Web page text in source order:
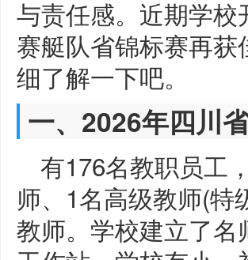
与责任感。近期学
赛艇队省锦标赛再
细了解一下吧。
一、2026年四川
有176名教职员工
师、1名高级教师(特
教师。学校建立了